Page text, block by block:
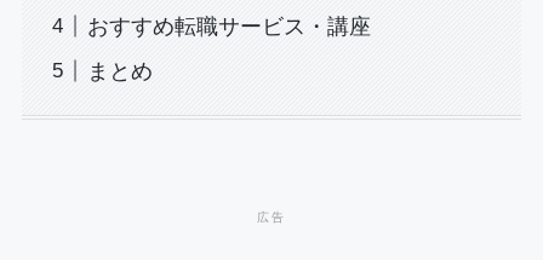
おすすめ転職サービス・講座
まとめ